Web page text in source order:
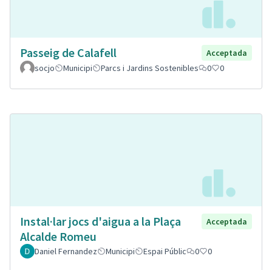
Passeig de Calafell
Acceptada
socjo
Municipi Parcs i Jardins Sostenibles 0 0
Instal·lar jocs d'aigua a la Plaça
Alcalde Romeu
Acceptada
Daniel Fernandez Municipi Espai Públic 0 0